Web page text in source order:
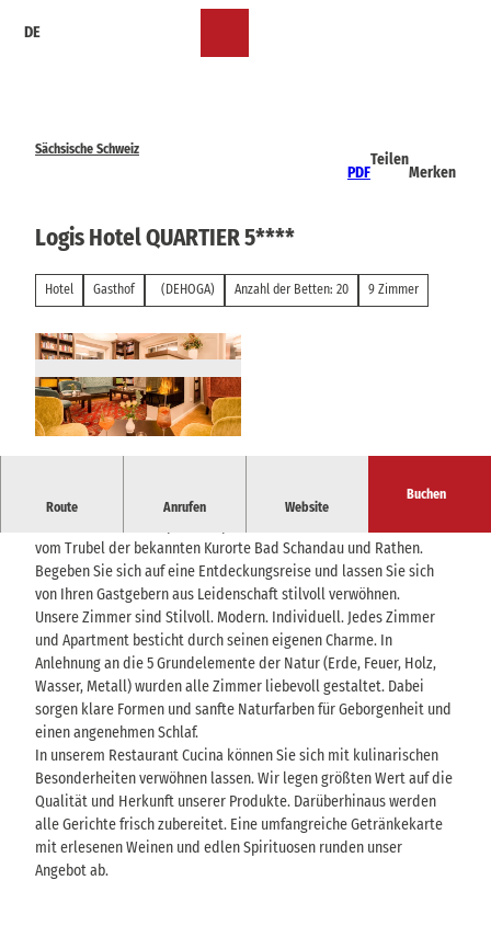
DE
Sächsische Schweiz
PDF
Teilen
Merken
Logis Hotel QUARTIER 5****
Hotel Gasthof (DEHOGA) Anzahl der Betten: 20 9 Zimmer
Route Anrufen Website
Buchen
Der Landgasthof, wo Tradition auf Moderne trifft. Im Herzen von
vom Trubel der bekannten Kurorte Bad Schandau und Rathen.
Begeben Sie sich auf eine Entdeckungsreise und lassen Sie sich
von Ihren Gastgebern aus Leidenschaft stilvoll verwöhnen.
Unsere Zimmer sind Stilvoll. Modern. Individuell. Jedes Zimmer
und Apartment besticht durch seinen eigenen Charme. In
Anlehnung an die 5 Grundelemente der Natur (Erde, Feuer, Holz,
Wasser, Metall) wurden alle Zimmer liebevoll gestaltet. Dabei
sorgen klare Formen und sanfte Naturfarben für Geborgenheit und
einen angenehmen Schlaf.
In unserem Restaurant Cucina können Sie sich mit kulinarischen
Besonderheiten verwöhnen lassen. Wir legen größten Wert auf die
Qualität und Herkunft unserer Produkte. Darüberhinaus werden
alle Gerichte frisch zubereitet. Eine umfangreiche Getränkekarte
mit erlesenen Weinen und edlen Spirituosen runden unser
Angebot ab.